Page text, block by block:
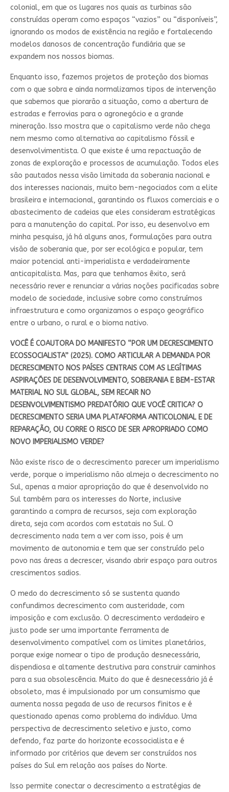
colonial, em que os lugares nos quais as turbinas são
construídas operam como espaços “vazios” ou “disponíveis”,
ignorando os modos de existência na região e fortalecendo
modelos danosos de concentração fundiária que se
expandem nos nossos biomas.
Enquanto isso, fazemos projetos de proteção dos biomas
com o que sobra e ainda normalizamos tipos de intervenção
que sabemos que piorarão a situação, como a abertura de
estradas e ferrovias para o agronegócio e a grande
mineração. Isso mostra que o capitalismo verde não chega
nem mesmo como alternativa ao capitalismo fóssil e
desenvolvimentista. O que existe é uma repactuação de
zonas de exploração e processos de acumulação. Todos eles
são pautados nessa visão limitada da soberania nacional e
dos interesses nacionais, muito bem-negociados com a elite
brasileira e internacional, garantindo os fluxos comerciais e o
abastecimento de cadeias que eles consideram estratégicas
para a manutenção do capital. Por isso, eu desenvolvo em
minha pesquisa, já há alguns anos, formulações para outra
visão de soberania que, por ser ecológica e popular, tem
maior potencial anti-imperialista e verdadeiramente
anticapitalista. Mas, para que tenhamos êxito, será
necessário rever e renunciar a várias noções pacificadas sobre
modelo de sociedade, inclusive sobre como construímos
infraestrutura e como organizamos o espaço geográfico
entre o urbano, o rural e o bioma nativo.
VOCÊ É COAUTORA DO MANIFESTO “POR UM DECRESCIMENTO
ECOSSOCIALISTA” (2025). COMO ARTICULAR A DEMANDA POR
DECRESCIMENTO NOS PAÍSES CENTRAIS COM AS LEGÍTIMAS
ASPIRAÇÕES DE DESENVOLVIMENTO, SOBERANIA E BEM-ESTAR
MATERIAL NO SUL GLOBAL, SEM RECAIR NO
DESENVOLVIMENTISMO PREDATÓRIO QUE VOCÊ CRITICA? O
DECRESCIMENTO SERIA UMA PLATAFORMA ANTICOLONIAL E DE
REPARAÇÃO, OU CORRE O RISCO DE SER APROPRIADO COMO
NOVO IMPERIALISMO VERDE?
Não existe risco de o decrescimento parecer um imperialismo
verde, porque o imperialismo não almeja o decrescimento no
Sul, apenas a maior apropriação do que é desenvolvido no
Sul também para os interesses do Norte, inclusive
garantindo a compra de recursos, seja com exploração
direta, seja com acordos com estatais no Sul. O
decrescimento nada tem a ver com isso, pois é um
movimento de autonomia e tem que ser construído pelo
povo nas áreas a decrescer, visando abrir espaço para outros
crescimentos sadios.
O medo do decrescimento só se sustenta quando
confundimos decrescimento com austeridade, com
imposição e com exclusão. O decrescimento verdadeiro e
justo pode ser uma importante ferramenta de
desenvolvimento compatível com os limites planetários,
porque exige nomear o tipo de produção desnecessária,
dispendiosa e altamente destrutiva para construir caminhos
para a sua obsolescência. Muito do que é desnecessário já é
obsoleto, mas é impulsionado por um consumismo que
aumenta nossa pegada de uso de recursos finitos e é
questionado apenas como problema do indivíduo. Uma
perspectiva de decrescimento seletivo e justo, como
defendo, faz parte do horizonte ecossocialista e é
informado por critérios que devem ser construídos nos
países do Sul em relação aos países do Norte.
Isso permite conectar o decrescimento a estratégias de